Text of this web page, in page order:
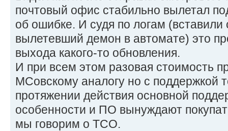
почтовый офис стабильно вылетал
об ошибке. И судя по логам (вставили
вылетевший демон в автомате) это
выхода какого-то обновления.
И при всем этом разовая стоимость
МСовскому аналогу но с поддержкой
протяжении действия основной
особенности и ПО вынуждают
мы говорим о ТСО.